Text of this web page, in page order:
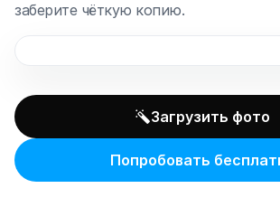
заберите чёткую копию.
Загрузить фото
Попробовать